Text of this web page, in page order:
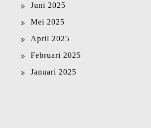
Juni 2025
Mei 2025
April 2025
Februari 2025
Januari 2025